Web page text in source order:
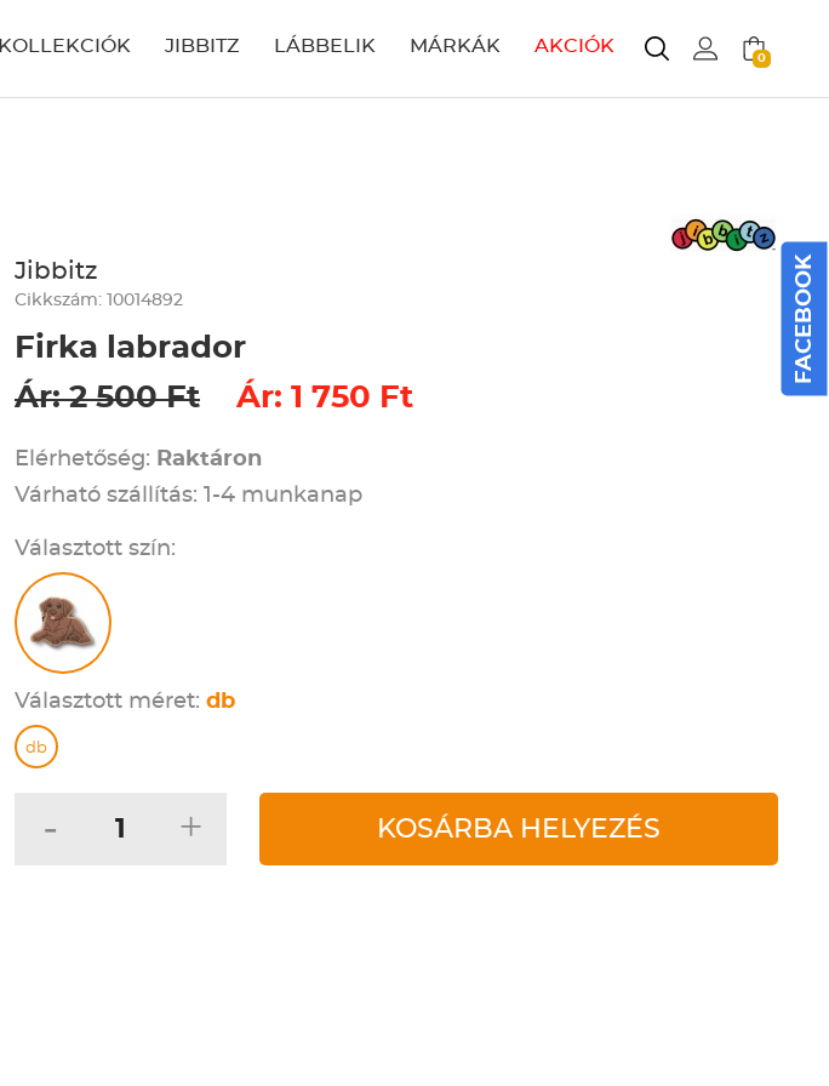
KOLLEKCIÓK JIBBITZ LÁBBELIK MÁRKÁK AKCIÓK
0
Jibbitz
Cikkszám: 10014892
Firka labrador
Ár: 2 500 Ft
Ár: 1 750 Ft
Elérhetőség: Raktáron
Várható szállítás: 1-4 munkanap
Választott szín:
Választott méret: db
db
- + KOSÁRBA HELYEZÉS
FACEBOOK